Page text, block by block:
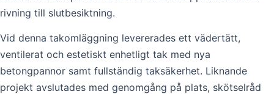
rivning till slutbesiktning.
Vid denna takomläggning levererades ett vädertätt,
ventilerat och estetiskt enhetligt tak med nya
betongpannor samt fullständig taksäkerhet. Liknande
projekt avslutades med genomgång på plats, skötselråd